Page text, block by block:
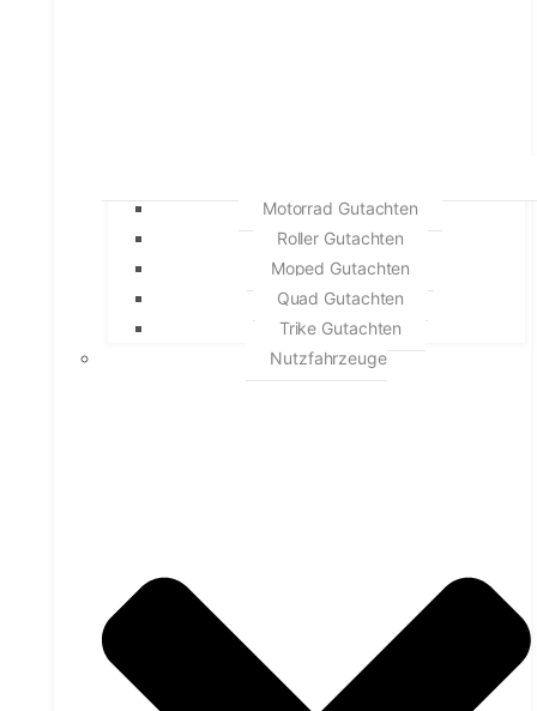
Motorrad Gutachten
Roller Gutachten
Moped Gutachten
Quad Gutachten
Trike Gutachten
Nutzfahrzeuge